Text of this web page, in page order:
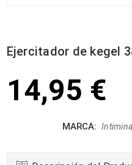
Ejercitador de kegel
14,95 €
MARCA: Intimina